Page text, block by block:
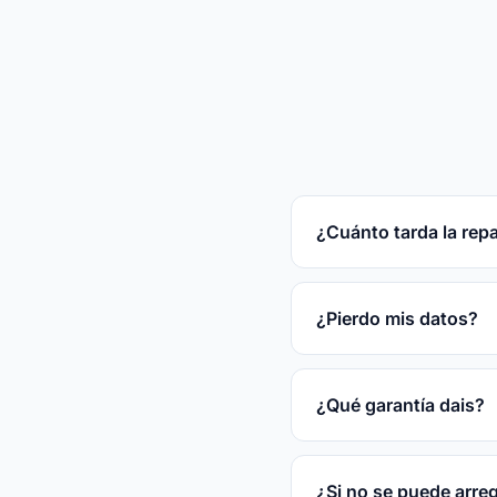
¿Cuánto tarda la
Reparaciones
tras el diagnóstico
¿Pierdo mis datos?
En la mayoría de las
disco.
¿Qué garantía dais?
3 meses por escrito
¿Si no se puede